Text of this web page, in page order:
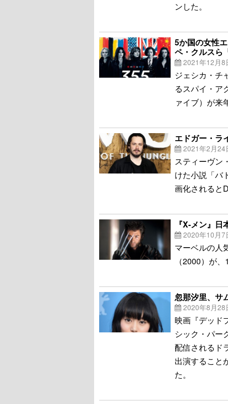
ンした。
5か国の女性
ペ・クルスら
2021年12月8
ジェシカ・チ
るスパイ・ア
ァイブ）が来
エドガー・ラ
2021年2月24
スティーヴン
けた小説「バ
画化されると
『X-メン』
2020年10月7
マーベルの人
（2000）が
忽那汐里、サ
2020年8月28
映画『デッド
シック・パー
配信されるド
出演すること
た。